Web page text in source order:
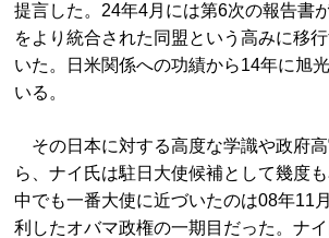
提言した。24年4月には第6次の報告書
をより統合された同盟という高みに移
いた。日米関係への功績から14年に旭
いる。
その日本に対する高度な学識や政府
ら、ナイ氏は駐日大使候補として幾度も
中でも一番大使に近づいたのは08年11
利したオバマ政権の一期目だった。ナ